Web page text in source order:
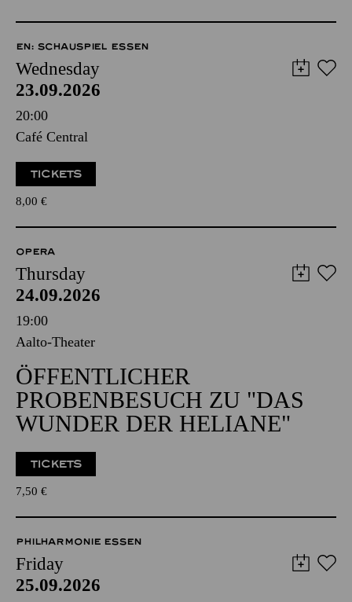
EN: SCHAUSPIEL ESSEN
Wednesday
23.09.2026
20:00
Café Central
TICKETS
8,00 €
OPERA
Thursday
24.09.2026
19:00
Aalto-Theater
ÖFFENTLICHER
PROBENBESUCH ZU "DAS
WUNDER DER HELIANE"
TICKETS
7,50 €
PHILHARMONIE ESSEN
Friday
25.09.2026